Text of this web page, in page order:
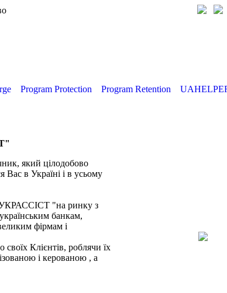
Program Protection Program Retention
який цілодобово
Вас в Україні і в усьому
УКРАССІСТ "на ринку з
банкам,
фірмам і
своїх Клієнтів, роблячи їх
і керованою , а